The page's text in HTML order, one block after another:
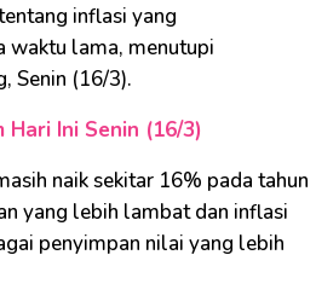
inflasi yang
waktu lama, menutupi
Senin (16/3).
Ini Senin (16/3)
naik sekitar 16% pada tahun
yang lebih lambat dan inflasi
penyimpan nilai yang lebih